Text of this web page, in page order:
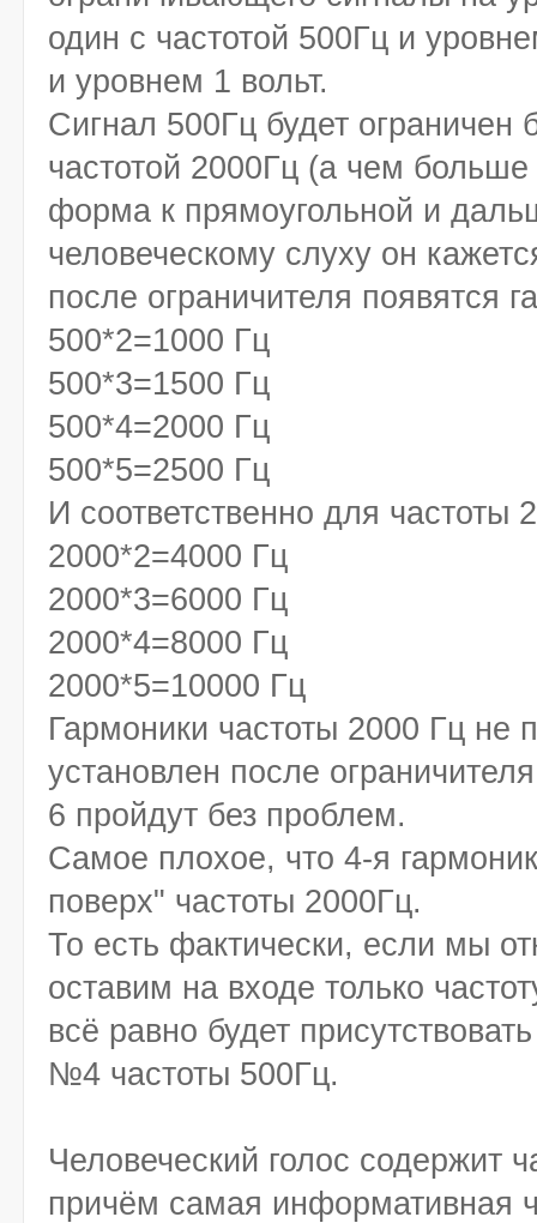
один с частотой 500Гц и
и уровнем 1 вольт.
Сигнал 500Гц будет ограничен
частотой 2000Гц (а чем
форма к прямоугольной и
человеческому слуху он
после ограничителя появятся
500*2=1000 Гц
500*3=1500 Гц
500*4=2000 Гц
500*5=2500 Гц
И соответственно для частоты
2000*2=4000 Гц
2000*3=6000 Гц
2000*4=8000 Гц
2000*5=10000 Гц
Гармоники частоты 2000 Гц не
установлен после
6 пройдут без проблем.
Самое плохое, что 4-я
поверх" частоты 2000Гц.
То есть фактически, если мы
оставим на входе только
всё равно будет
№4 частоты 500Гц.
Человеческий голос содержит
причём самая информативная